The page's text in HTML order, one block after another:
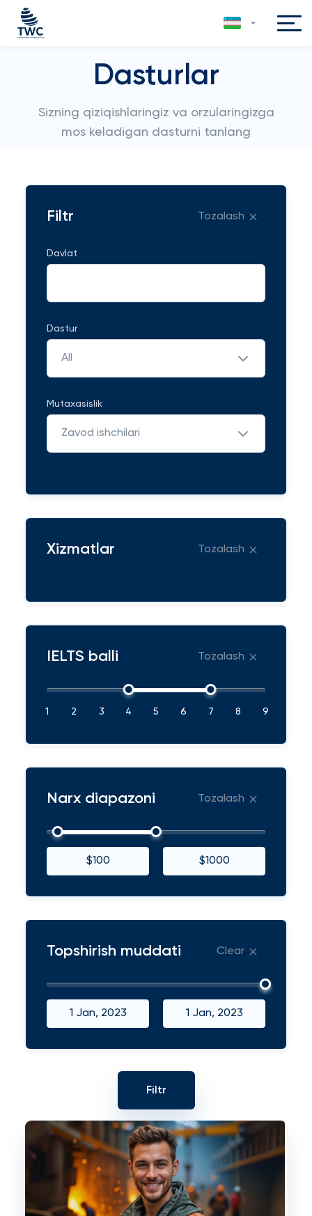
Dasturlar
Sizning qiziqishlaringiz va orzularingizga
mos keladigan dasturni tanlang
Filtr Tozalash
Davlat
Dastur
All
Mutaxasislik
Zavod ishchilari
Xizmatlar Tozalash
IELTS balli Tozalash
1 2 3 4 5 6 7 8 9
Narx diapazoni Tozalash
$100 $1000
Topshirish muddati Clear
1 Jan, 2023 1 Jan, 2023